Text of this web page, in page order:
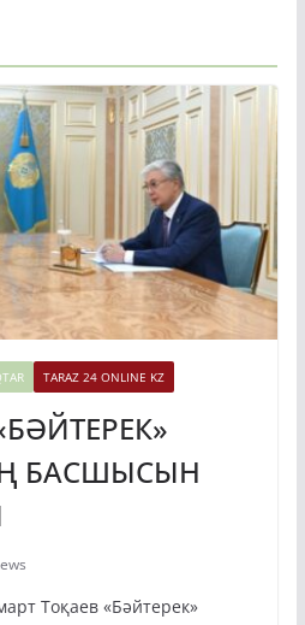
TARAZ 24 ONLINE KZ
БАСШЫСЫН
Тоқаев «Бәйтерек»